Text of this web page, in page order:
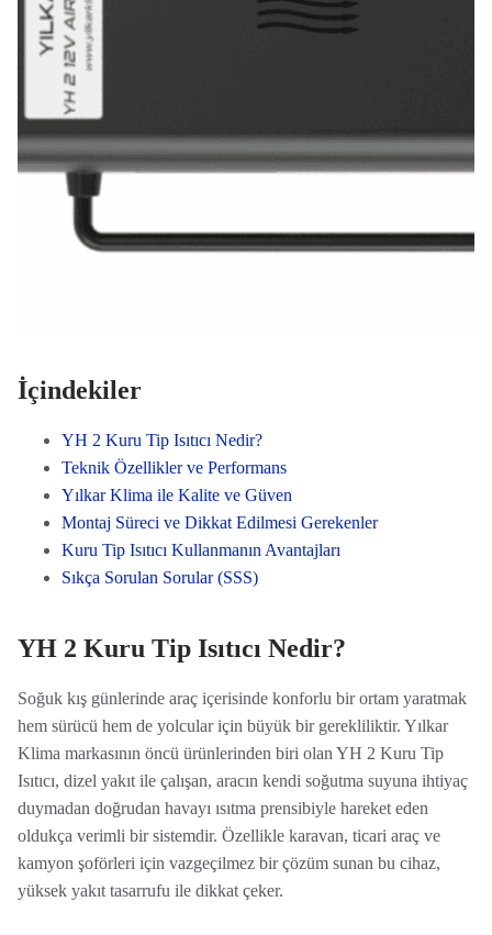
İçindekiler
YH 2 Kuru Tip Isıtıcı Nedir?
Teknik Özellikler ve Performans
Yılkar Klima ile Kalite ve Güven
Montaj Süreci ve Dikkat Edilmesi Gerekenler
Kuru Tip Isıtıcı Kullanmanın Avantajları
Sıkça Sorulan Sorular (SSS)
YH 2 Kuru Tip Isıtıcı Nedir?
Soğuk kış günlerinde araç içerisinde konforlu bir ortam yaratmak
hem sürücü hem de yolcular için büyük bir gerekliliktir. Yılkar
Klima markasının öncü ürünlerinden biri olan YH 2 Kuru Tip
Isıtıcı, dizel yakıt ile çalışan, aracın kendi soğutma suyuna ihtiyaç
duymadan doğrudan havayı ısıtma prensibiyle hareket eden
oldukça verimli bir sistemdir. Özellikle karavan, ticari araç ve
kamyon şoförleri için vazgeçilmez bir çözüm sunan bu cihaz,
yüksek yakıt tasarrufu ile dikkat çeker.